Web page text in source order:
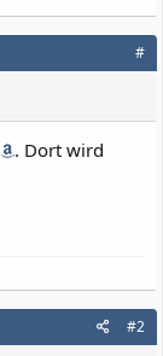
#
. Dort wird
#2